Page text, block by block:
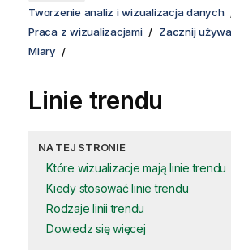
Tworzenie analiz i wizualizacja danych
Praca z wizualizacjami
Zacznij
Miary
Linie trendu
NA TEJ STRONIE
Które wizualizacje mają linie trendu
Kiedy stosować linie trendu
Rodzaje linii trendu
Dowiedz się więcej